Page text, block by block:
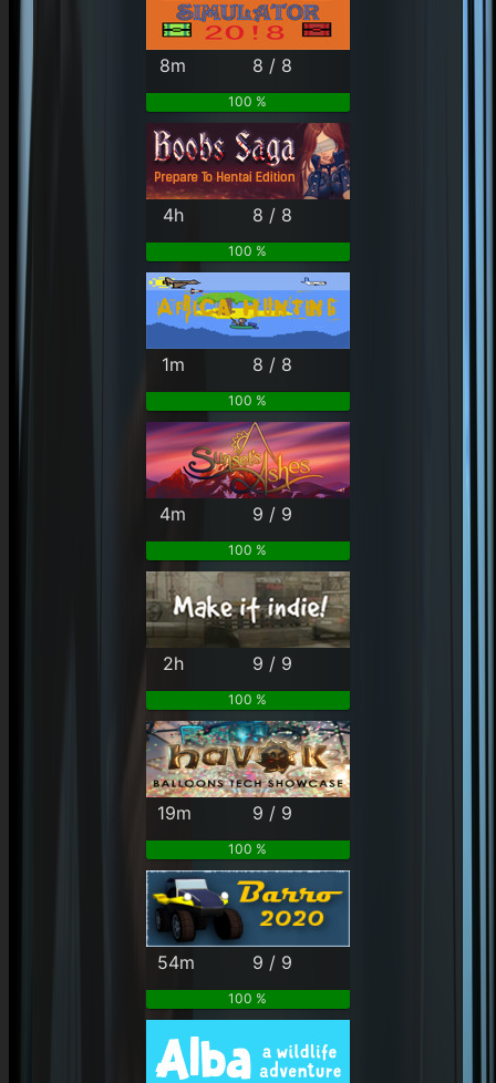
8m 8 / 8
100 %
4h 8 / 8
100 %
1m 8 / 8
100 %
4m 9 / 9
100 %
2h 9 / 9
100 %
19m 9 / 9
100 %
54m 9 / 9
100 %